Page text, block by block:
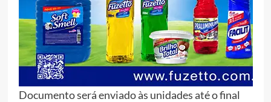
Documento será enviado às unidades até o final